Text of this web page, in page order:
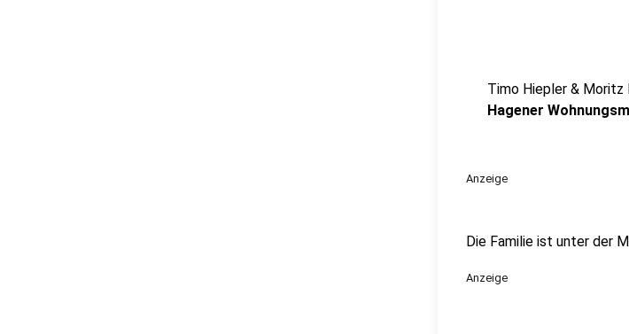
Timo Hiepler & Moritz
Hagener
Anzeige
Die Familie ist unter der
Anzeige